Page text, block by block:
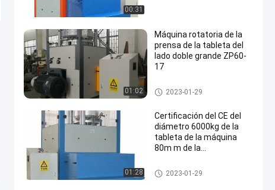
00:31
01:02
Máquina rotatoria de la
prensa de la tableta del
lado doble grande ZP60-
17
Máquina rotatoria de la prens
a de la tableta
2023-01-29
01:28
Certificación del CE del
diámetro 6000kg de la
tableta de la máquina
80m m de la
de TCCA
Máquina rotatoria de la prens
a de la tableta
2023-01-29